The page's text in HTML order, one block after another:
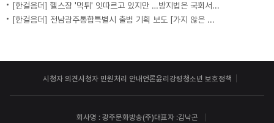
[한걸음더] 헬스장 '먹튀' 잇따르고 있지만 …방지법은 국회서 낮잠
[한걸음더] 전남광주통합특별시 출범 기획 보도 [가지 않은 길] 2편 지방이 주도한 투자..'유럽 상위 5개 지역' 도약 비결은?
시청자 의견시청자 민원처리 안내언론윤리강령 청소년 보호정책
회사명 : 광주문화방송(주)대표자 :김낙곤